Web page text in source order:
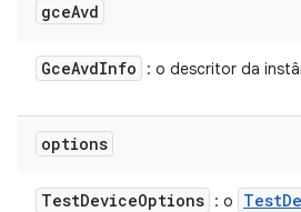
gceAvd
GceAvdInfo : o descritor da
options
TestDeviceOptions : o Test